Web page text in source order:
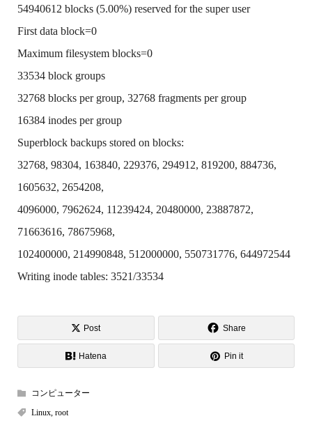
54940612 blocks (5.00%) reserved for the super user
First data block=0
Maximum filesystem blocks=0
33534 block groups
32768 blocks per group, 32768 fragments per group
16384 inodes per group
Superblock backups stored on blocks:
32768, 98304, 163840, 229376, 294912, 819200, 884736,
1605632, 2654208,
4096000, 7962624, 11239424, 20480000, 23887872,
71663616, 78675968,
102400000, 214990848, 512000000, 550731776, 644972544
Writing inode tables: 3521/33534
Post Share
Hatena Pin it
コンピューター
Linux, root